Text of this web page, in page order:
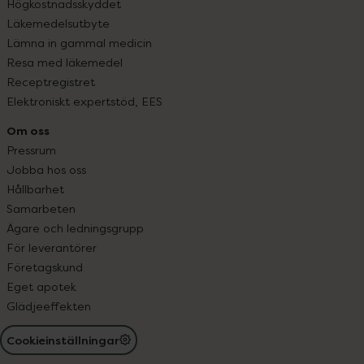
Högkostnadsskyddet
Läkemedelsutbyte
Lämna in gammal medicin
Resa med läkemedel
Receptregistret
Elektroniskt expertstöd, EES
Om oss
Pressrum
Jobba hos oss
Hållbarhet
Samarbeten
Ägare och ledningsgrupp
För leverantörer
Företagskund
Eget apotek
Glädjeeffekten
Cookieinställningar